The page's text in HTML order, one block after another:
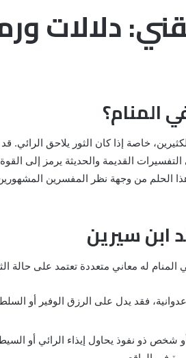
دلالات
المنام؟
خاصة إذا كان الثور يلاحق الرائي.
القديمة والحديثة يرمز إلى
الحلم من وجهة نظر المفسرين
ابن سيرين
له معاني متعددة تعتمد على حالة
عدوانية، فقد يدل على الرزق الوفير أو
شخص ذو نفوذ يحاول إيذاء الرائي أو
رؤية
الحمام
المتسخ
المنام:
وتفسيرات
ابنرؤية الحمام المتسخ